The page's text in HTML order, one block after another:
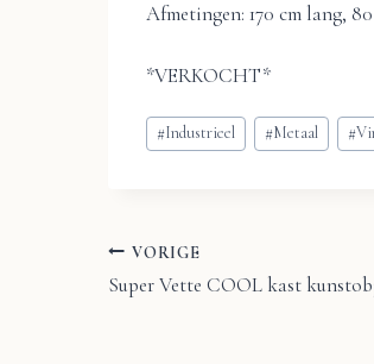
Afmetingen: 170 cm lang,
*VERKOCHT*
Bericht
tags:
#Industrieel #Metaal #
Bericht
VORIGE
Super Vette COOL kast